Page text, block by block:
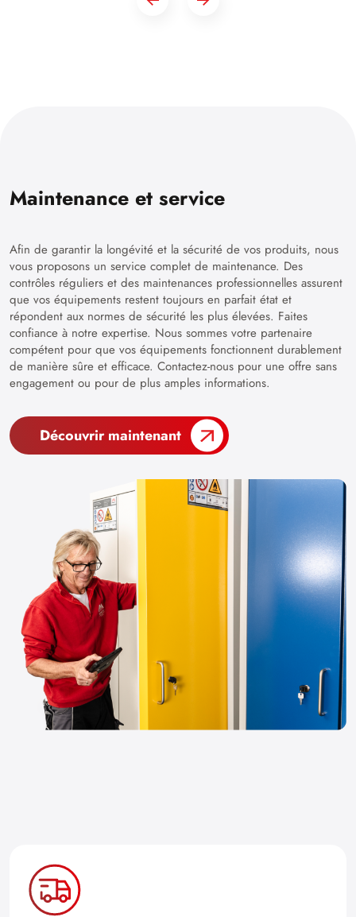
Maintenance et service
Afin de garantir la longévité et la sécurité de vos produits, nous
vous proposons un service complet de maintenance. Des
contrôles réguliers et des maintenances professionnelles assurent
que vos équipements restent toujours en parfait état et
répondent aux normes de sécurité les plus élevées. Faites
confiance à notre expertise. Nous sommes votre partenaire
compétent pour que vos équipements fonctionnent durablement
de manière sûre et efficace. Contactez-nous pour une offre sans
engagement ou pour de plus amples informations.
Découvrir maintenant